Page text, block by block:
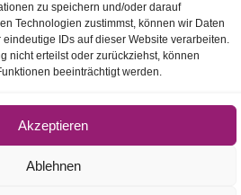
zu speichern und/oder darauf
Technologien zustimmst, können wir Daten
IDs auf dieser Website verarbeiten.
nicht erteilst oder zurückziehst, können
beeinträchtigt werden.
Akzeptieren
Ablehnen
Folgt uns